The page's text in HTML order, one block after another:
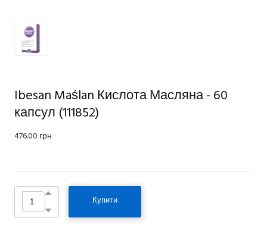
Ibesan Maślan Кислота Масляна - 60
капсул (111852)
476.00 грн
Купити